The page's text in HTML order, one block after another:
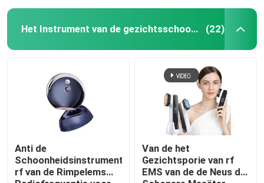
Het Instrument van de gezichtsschoonheid (22)
Anti de
Schoonheidsinstrument
rf van de Rimpelems
Van de het
Gezichtsporie van rf
EMS van de de Neus de